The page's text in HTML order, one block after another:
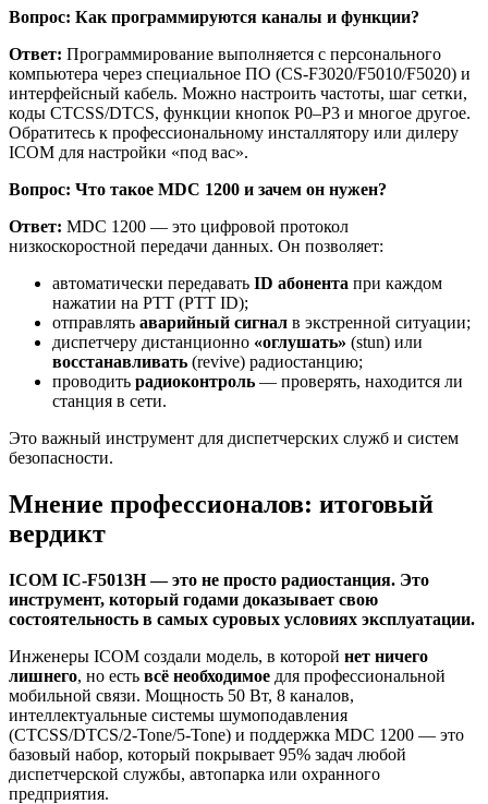
Вопрос: Как программируются каналы и функции?
Ответ: Программирование выполняется с персонального
компьютера через специальное ПО (CS-F3020/F5010/F5020) и
интерфейсный кабель. Можно настроить частоты, шаг сетки,
коды CTCSS/DTCS, функции кнопок P0–P3 и многое другое.
Обратитесь к профессиональному инсталлятору или дилеру
ICOM для настройки «под вас».
Вопрос: Что такое MDC 1200 и зачем он нужен?
Ответ: MDC 1200 — это цифровой протокол
низкоскоростной передачи данных. Он позволяет:
автоматически передавать ID абонента при каждом
нажатии на PTT (PTT ID);
отправлять аварийный сигнал в экстренной ситуации;
диспетчеру дистанционно «оглушать» (stun) или
восстанавливать (revive) радиостанцию;
проводить радиоконтроль — проверять, находится ли
станция в сети.
Это важный инструмент для диспетчерских служб и систем
безопасности.
Мнение профессионалов: итоговый
вердикт
ICOM IC-F5013H — это не просто радиостанция. Это
инструмент, который годами доказывает свою
состоятельность в самых суровых условиях эксплуатации.
Инженеры ICOM создали модель, в которой нет ничего
лишнего, но есть всё необходимое для профессиональной
мобильной связи. Мощность 50 Вт, 8 каналов,
интеллектуальные системы шумоподавления
(CTCSS/DTCS/2-Tone/5-Tone) и поддержка MDC 1200 — это
базовый набор, который покрывает 95% задач любой
диспетчерской службы, автопарка или охранного
предприятия.